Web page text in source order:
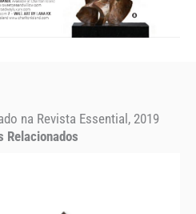
na Revista Essential, 2019
Relacionados